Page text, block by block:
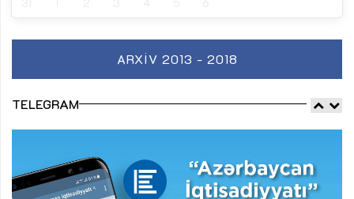
ARXIV 2013 - 2018
TELEGRAM